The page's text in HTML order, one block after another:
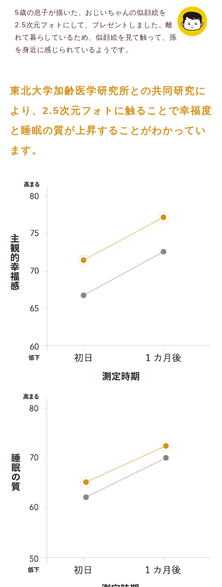
5歳の息子が描いた、おじいちゃんの似顔絵を
2.5次元フォトにして、プレゼントしました。離
れて暮らしているため、似顔絵を見て触って、孫
を身近に感じられているようです。
東北大学加齢医学研究所との共同研究に
より、2.5次元フォトに触ることで幸福度
と睡眠の質が上昇することがわかってい
ます。